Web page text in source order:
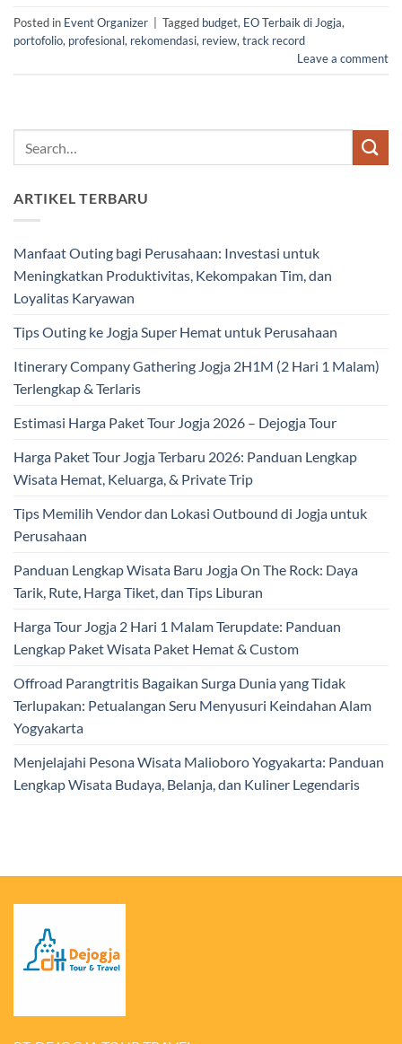
Posted in Event Organizer Tagged budget, EO Terbaik di Jogja,
portofolio, profesional, rekomendasi, review, track record
Leave a comment
ARTIKEL TERBARU
Manfaat Outing bagi Perusahaan: Investasi untuk
Meningkatkan Produktivitas, Kekompakan Tim, dan
Loyalitas Karyawan
Tips Outing ke Jogja Super Hemat untuk Perusahaan
Itinerary Company Gathering Jogja 2H1M (2 Hari 1 Malam)
Terlengkap & Terlaris
Estimasi Harga Paket Tour Jogja 2026 – Dejogja Tour
Harga Paket Tour Jogja Terbaru 2026: Panduan Lengkap
Wisata Hemat, Keluarga, & Private Trip
Tips Memilih Vendor dan Lokasi Outbound di Jogja untuk
Perusahaan
Panduan Lengkap Wisata Baru Jogja On The Rock: Daya
Tarik, Rute, Harga Tiket, dan Tips Liburan
Harga Tour Jogja 2 Hari 1 Malam Terupdate: Panduan
Lengkap Paket Wisata Paket Hemat & Custom
Offroad Parangtritis Bagaikan Surga Dunia yang Tidak
Terlupakan: Petualangan Seru Menyusuri Keindahan Alam
Yogyakarta
Menjelajahi Pesona Wisata Malioboro Yogyakarta: Panduan
Lengkap Wisata Budaya, Belanja, dan Kuliner Legendaris